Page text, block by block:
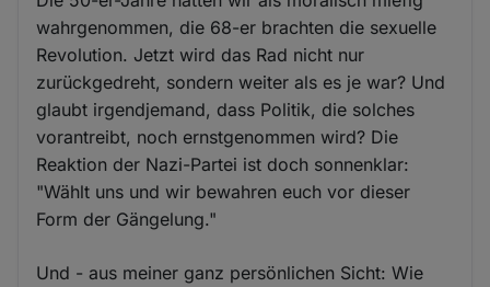
wahrgenommen, die 68-er brachten die sexuelle
Revolution. Jetzt wird das Rad nicht nur
zurückgedreht, sondern weiter als es je war? Und
glaubt irgendjemand, dass Politik, die solches
vorantreibt, noch ernstgenommen wird? Die
Reaktion der Nazi-Partei ist doch sonnenklar:
"Wählt uns und wir bewahren euch vor dieser
Form der Gängelung."
Und - aus meiner ganz persönlichen Sicht: Wie